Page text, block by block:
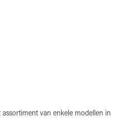
van enkele modellen in